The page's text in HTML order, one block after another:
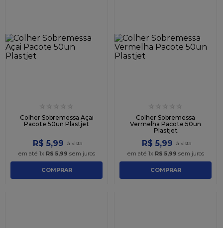
☆ ☆ ☆ ☆ ☆
Colher Sobremessa Açai
Pacote 50un Plastjet
R$ 5,99
em até 1x R$ 5,99 sem juros
COMPRAR
☆ ☆ ☆ ☆ ☆
Colher Sobremessa
Vermelha Pacote 50un
Plastjet
R$ 5,99
em até 1x R$ 5,99 sem juros
COMPRAR